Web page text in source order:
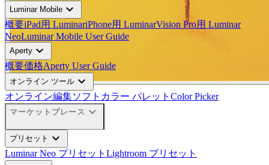
Luminar Mobile expand_more
概要iPad用 LuminariPhone用 LuminarVision Pro用 Luminar
NeoLuminar Mobile User Guide
Aperty expand_more
概要価格Aperty User Guide
オンライン ツール expand_more
オンライン編集ソフト カラー パレット Color Picker
マーケットプレース expand_more
プリセット expand_more
Luminar Neo プリセット Lightroom プリセット